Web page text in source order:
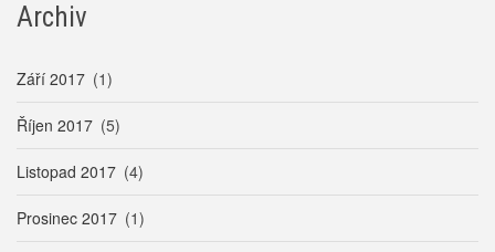
Archiv
Září 2017 (1)
Říjen 2017 (5)
Listopad 2017 (4)
Prosinec 2017 (1)